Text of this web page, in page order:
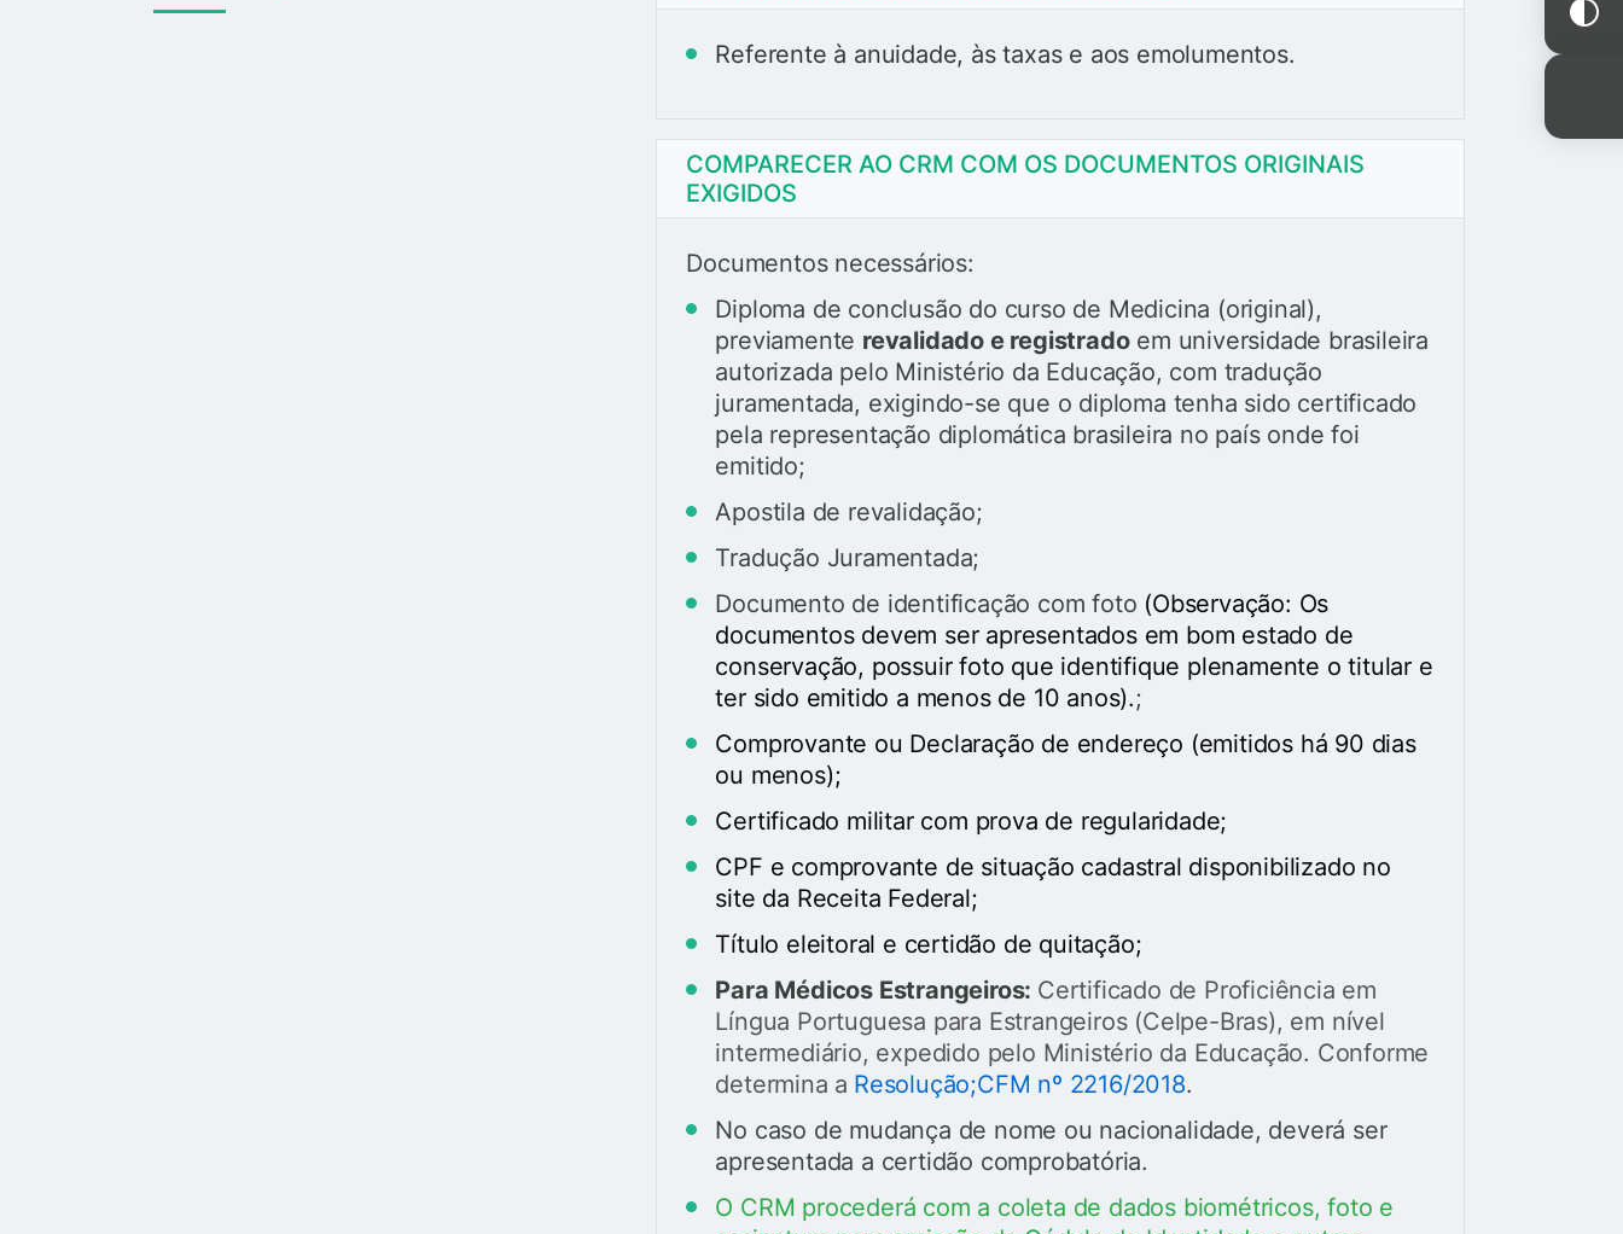
Referente à anuidade, às taxas e aos emolumentos.
COMPARECER AO CRM COM OS DOCUMENTOS ORIGINAIS
EXIGIDOS
Documentos necessários:
Diploma de conclusão do curso de Medicina (original),
previamente revalidado e registradoem universidade brasileira
autorizada pelo Ministério da Educação, com tradução
juramentada, exigindo-se que o diploma tenha sido certificado
pela representação diplomática brasileira no país onde foi
emitido;
Apostila de revalidação;
Tradução Juramentada;
Documento de identificação com foto (Observação: Os
documentos devem ser apresentados em bom estado de
conservação, possuir foto que identifique plenamente o titular e
ter sido emitido a menos de 10 anos).;
Comprovante ou Declaração de endereço (emitidos há 90 dias
ou menos);
Certificado militar com prova de regularidade;
CPF e comprovante de situação cadastral disponibilizado no
site da Receita Federal;
Título eleitoral e certidão de quitação;
Para Médicos Estrangeiros: Certificado de Proficiência em
Língua Portuguesa para Estrangeiros (Celpe-Bras), em nível
intermediário, expedido pelo Ministério da Educação. Conforme
determina a Resolução;CFM nº 2216/2018.
No caso de mudança de nome ou nacionalidade, deverá ser
apresentada a certidão comprobatória.
O CRM procederá com a coleta de dados biométricos, foto e